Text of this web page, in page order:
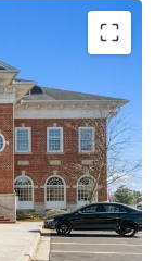
with ±12 years
annual rent
largest bank in
in GA with an
Baa2)